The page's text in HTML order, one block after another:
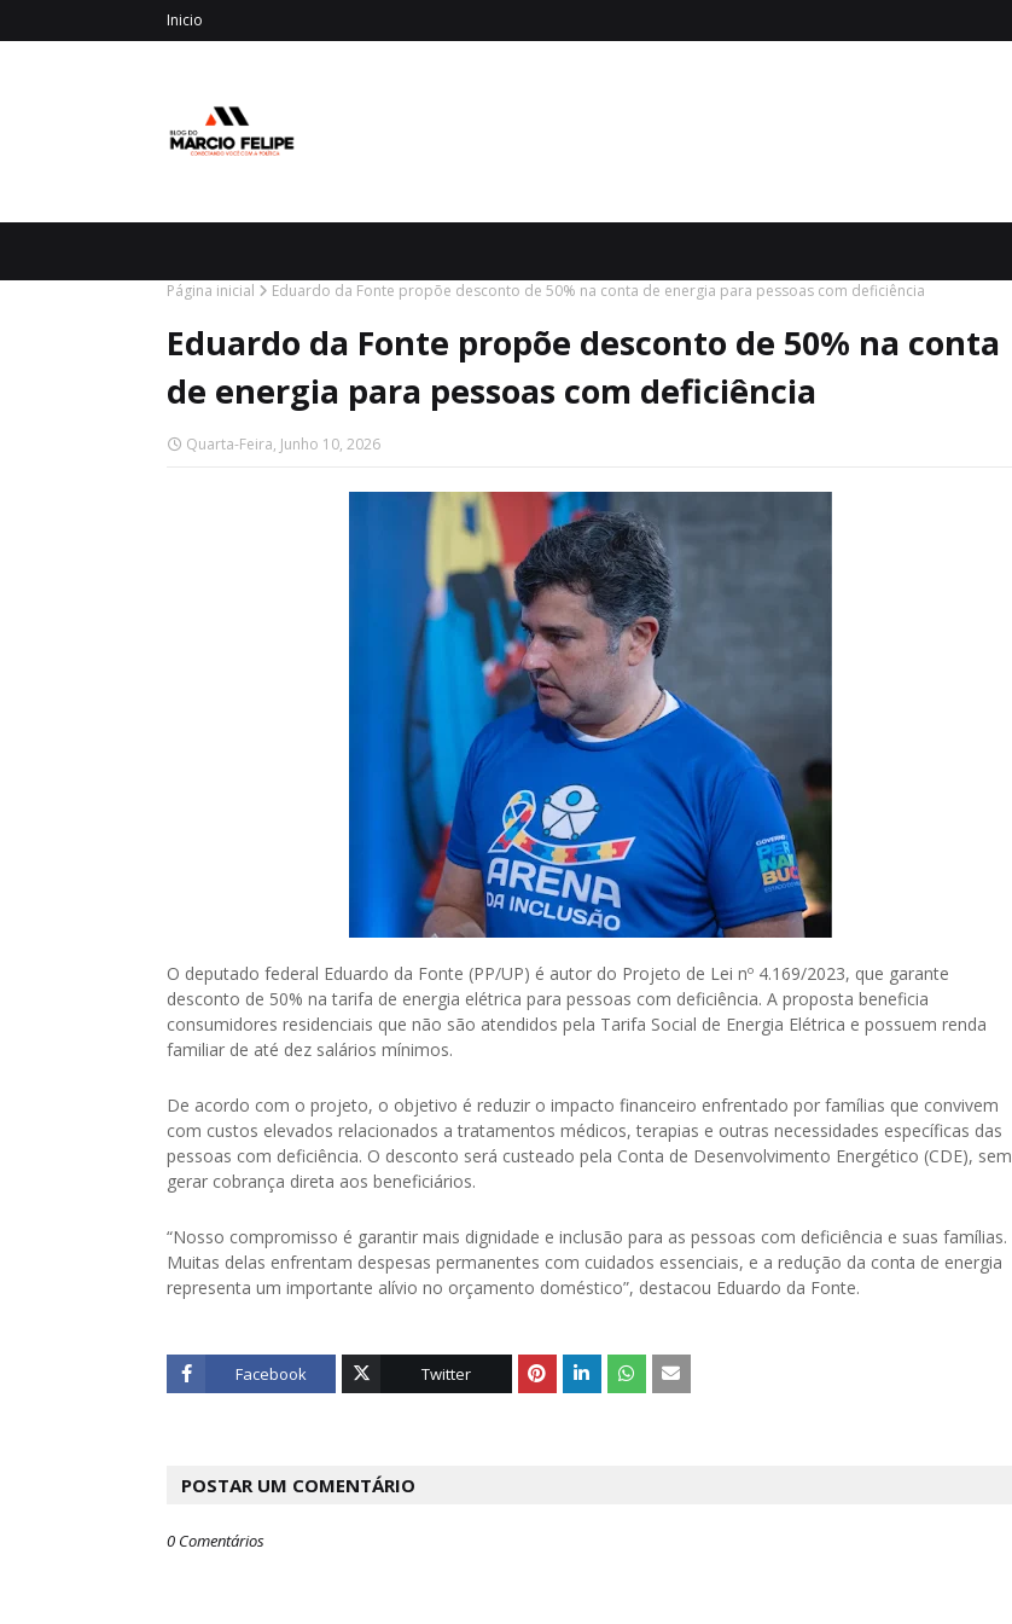
Inicio
Página inicial Eduardo da Fonte propõe desconto de 50% na conta de energia para pessoas com deficiência
Eduardo da Fonte propõe desconto de 50% na conta
de energia para pessoas com deficiência
Quarta-Feira, Junho 10, 2026
O deputado federal Eduardo da Fonte (PP/UP) é autor do Projeto de Lei nº 4.169/2023, que garante
desconto de 50% na tarifa de energia elétrica para pessoas com deficiência. A proposta beneficia
consumidores residenciais que não são atendidos pela Tarifa Social de Energia Elétrica e possuem renda
familiar de até dez salários mínimos.
De acordo com o projeto, o objetivo é reduzir o impacto financeiro enfrentado por famílias que convivem
com custos elevados relacionados a tratamentos médicos, terapias e outras necessidades específicas das
pessoas com deficiência. O desconto será custeado pela Conta de Desenvolvimento Energético (CDE), sem
gerar cobrança direta aos beneficiários.
“Nosso compromisso é garantir mais dignidade e inclusão para as pessoas com deficiência e suas famílias.
Muitas delas enfrentam despesas permanentes com cuidados essenciais, e a redução da conta de energia
representa um importante alívio no orçamento doméstico”, destacou Eduardo da Fonte.
Facebook Twitter
POSTAR UM COMENTÁRIO
0 Comentários